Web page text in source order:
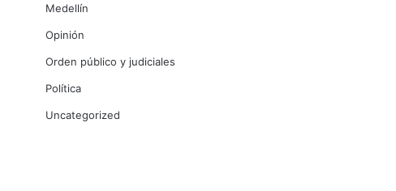
Medellín
Opinión
Orden público y judiciales
Política
Uncategorized